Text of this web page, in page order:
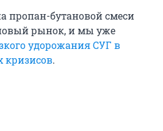
пропан-бутановой смеси
рынок, и мы уже
удорожания СУГ в
кризисов.